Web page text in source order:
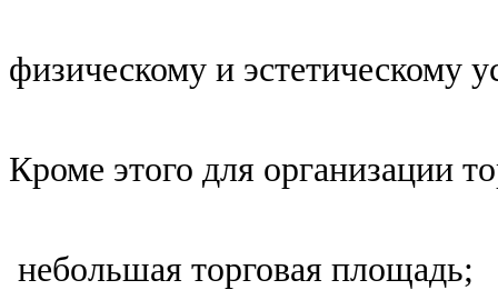
физическому и эстетическому
Кроме этого для организации
небольшая торговая площадь;